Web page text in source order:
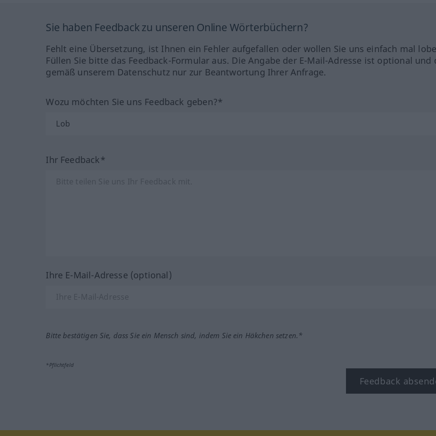
Sie haben Feedback zu unseren Online Wörterbüchern?
Fehlt eine Übersetzung, ist Ihnen ein Fehler aufgefallen oder wollen Sie uns einfach mal
Füllen Sie bitte das Feedback-Formular aus. Die Angabe der E-Mail-Adresse ist optional und
gemäß unserem Datenschutz nur zur Beantwortung Ihrer Anfrage.
Wozu möchten Sie uns Feedback geben?*
Ihr Feedback*
Ihre E-Mail-Adresse (optional)
Bitte bestätigen Sie, dass Sie ein Mensch sind, indem Sie ein Häkchen setzen.*
*Pflichtfeld
Feedback